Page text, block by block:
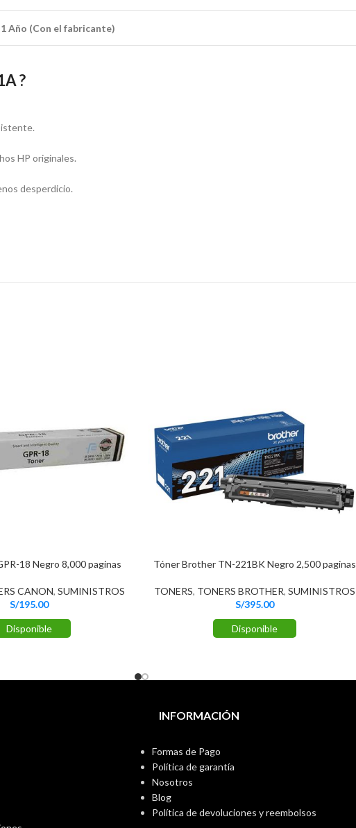
1 Año (Con el fabricante)
?
HP originales.
desperdicio.
18 Negro 8,000 paginas
CANON, SUMINISTROS
S/195.00
Disponible
Tóner Brother TN-221BK Negro 2,500 paginas
TONERS, TONERS BROTHER, SUMINISTROS
S/395.00
Disponible
INFORMACIÓN
Formas de Pago
Política de garantía
Nosotros
Blog
Política de devoluciones y reembolsos